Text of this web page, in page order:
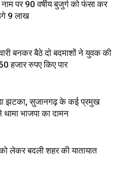
पर 90 वर्षीय बुजुर्ग को फंसा कर
9 लाख
बनकर बैठे दो बदमाशों ने युवक की
हजार रुपए किए पार
झटका, सुजानगढ़ के कई प्रमुख
थामा भाजपा का दामन
को लेकर बदली शहर की यातायात